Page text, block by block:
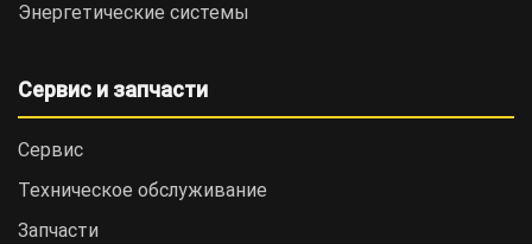
Энергетические системы
Сервис и запчасти
Сервис
Техническое обслуживание
Запчасти